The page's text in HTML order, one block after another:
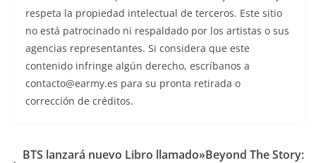
respeta la propiedad intelectual de terceros. Este sitio
no está patrocinado ni respaldado por los artistas o sus
agencias representantes. Si considera que este
contenido infringe algún derecho, escríbanos a
contacto@earmy.es para su pronta retirada o
corrección de créditos.
BTS lanzará nuevo Libro llamado»Beyond The Story: